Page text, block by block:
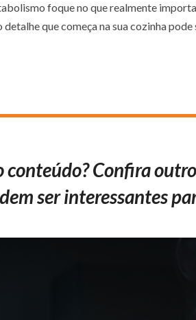
foque no que realmente
que começa na sua cozinha
conteúdo? Confira
ser interessantes